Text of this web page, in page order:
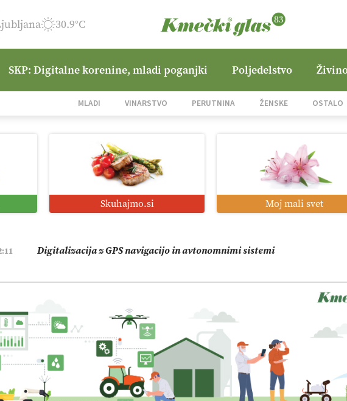
30.9°C
SKP: Digitalne korenine, mladi poganjki Poljedelstvo
MLADI VINARSTVO PERUTNINA ŽENSKE OSTALO
Skuhajmo.si Moj mali svet
Vrt Dvorjane Hills
Digitalno od satelita do prašičjega korita
Digitalizacija z GPS navigacijo in avtonomnimi sistemi
Pomagajmo družini Bregar po uničujočem požaru